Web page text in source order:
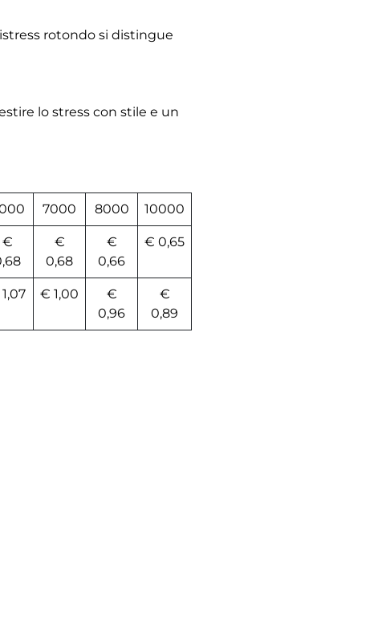
rotondo si distingue
lo stress con stile e un
7000 8000 10000
€
€
0,68
€
0,66
€ 0,65
€ 1,00
€
0,96
€
0,89